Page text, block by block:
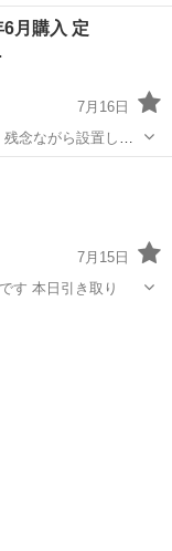
も飼っておりませ
月購入 定
7月16日
念ながら設置した
:
奥行103×高さ
7月15日
す 本日引き取り